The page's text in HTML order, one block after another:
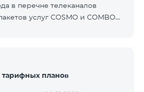
мере изменения ситуации.
в перечне телеканалов
услуг COSMO и COMBO
где их трансляция является
изменения реализуются в
планов